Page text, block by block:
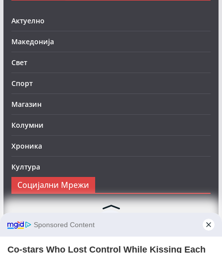
Актуелно
Македонија
Свет
Спорт
Магазин
Колумни
Хроника
Култура
Социјални Мрежи